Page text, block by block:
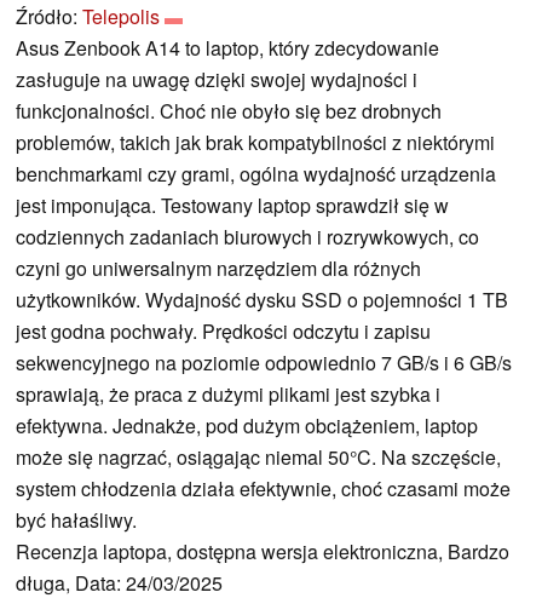
Źródło: Telepolis
Asus Zenbook A14 to laptop, który zdecydowanie
zasługuje na uwagę dzięki swojej wydajności i
funkcjonalności. Choć nie obyło się bez drobnych
problemów, takich jak brak kompatybilności z niektórymi
benchmarkami czy grami, ogólna wydajność urządzenia
jest imponująca. Testowany laptop sprawdził się w
codziennych zadaniach biurowych i rozrywkowych, co
czyni go uniwersalnym narzędziem dla różnych
użytkowników. Wydajność dysku SSD o pojemności 1 TB
jest godna pochwały. Prędkości odczytu i zapisu
sekwencyjnego na poziomie odpowiednio 7 GB/s i 6 GB/s
sprawiają, że praca z dużymi plikami jest szybka i
efektywna. Jednakże, pod dużym obciążeniem, laptop
może się nagrzać, osiągając niemal 50°C. Na szczęście,
system chłodzenia działa efektywnie, choć czasami może
być hałaśliwy.
Recenzja laptopa, dostępna wersja elektroniczna, Bardzo
długa, Data: 24/03/2025